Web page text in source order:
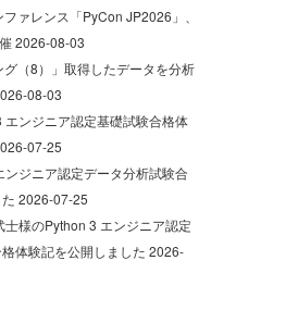
ァレンス「PyCon JP2026」、
2026-08-03
（8）」取得したデータを分析
08-03
ンジニア認定基礎試験合格体
07-25
ンジニア認定データ分析試験合
2026-07-25
様のPython 3 エンジニア認定
体験記を公開しました 2026-